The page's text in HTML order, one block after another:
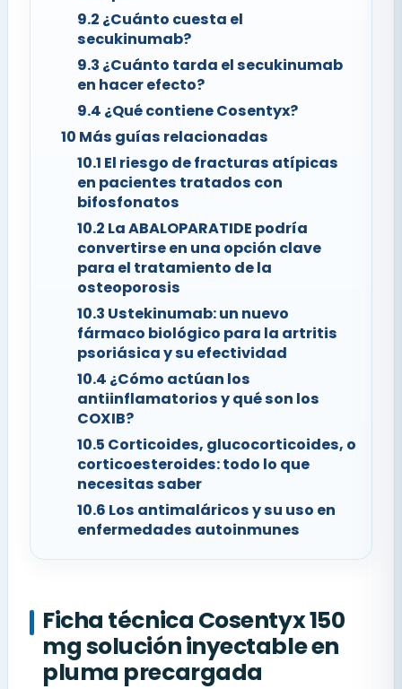
9.2 ¿Cuánto cuesta el
secukinumab?
9.3 ¿Cuánto tarda el secukinumab
en hacer efecto?
9.4 ¿Qué contiene Cosentyx?
10 Más guías relacionadas
10.1 El riesgo de fracturas atípicas
en pacientes tratados con
bifosfonatos
10.2 La ABALOPARATIDE podría
convertirse en una opción clave
para el tratamiento de la
osteoporosis
10.3 Ustekinumab: un nuevo
fármaco biológico para la artritis
psoriásica y su efectividad
10.4 ¿Cómo actúan los
antiinflamatorios y qué son los
COXIB?
10.5 Corticoides, glucocorticoides, o
corticoesteroides: todo lo que
necesitas saber
10.6 Los antimaláricos y su uso en
enfermedades autoinmunes
Ficha técnica Cosentyx 150
mg solución inyectable en
pluma precargada